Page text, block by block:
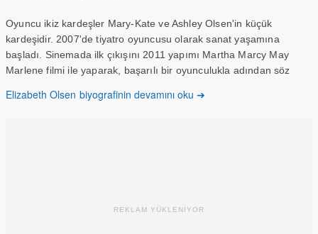
Oyuncu ikiz kardeşler Mary-Kate ve Ashley Olsen'in küçük
kardeşidir. 2007'de tiyatro oyuncusu olarak sanat yaşamına
başladı. Sinemada ilk çıkışını 2011 yapımı Martha Marcy May
Marlene filmi ile yaparak, başarılı bir oyunculukla adından söz
Elizabeth Olsen biyografinin devamını oku ➔
REKLAM YÜKLENİYOR